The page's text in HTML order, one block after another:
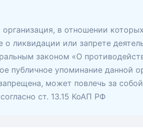
в отношении
ликвидации или запрете
законом «О
публичное упоминание данной
может повлечь за собой
ст. 13.15 КоАП РФ